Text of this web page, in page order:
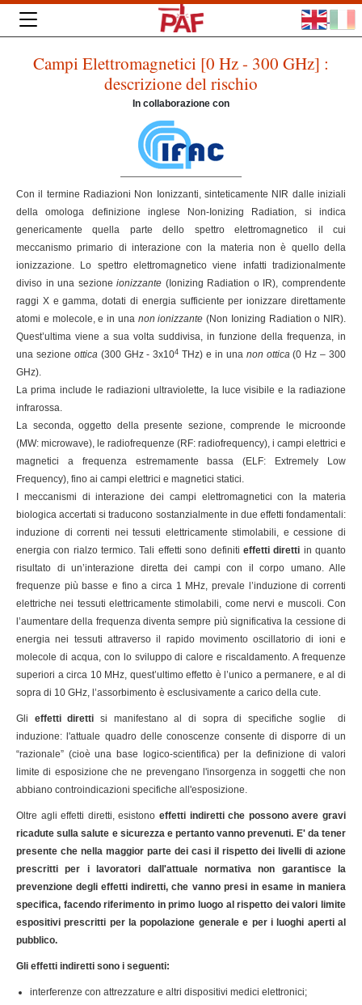
Campi Elettromagnetici [0 Hz - 300 GHz] :
descrizione del rischio
In collaborazione con
Con il termine Radiazioni Non Ionizzanti, sinteticamente NIR dalle iniziali
della omologa definizione inglese Non-Ionizing Radiation, si indica
genericamente quella parte dello spettro elettromagnetico il cui
meccanismo primario di interazione con la materia non è quello della
ionizzazione. Lo spettro elettromagnetico viene infatti tradizionalmente
diviso in una sezioneionizzante (Ionizing Radiation o IR), comprendente
raggi X e gamma, dotati di energia sufficiente per ionizzare direttamente
atomi e molecole, e in una non ionizzante (Non Ionizing Radiation o NIR).
Quest’ultima viene a sua volta suddivisa, in funzione della frequenza, in
una sezione ottica (300 GHz - 3x104 THz) e in una non ottica(0 Hz – 300
GHz).
La prima include le radiazioni ultraviolette, la luce visibile e la radiazione
infrarossa.
La seconda, oggetto della presente sezione, comprende le microonde
(MW: microwave), le radiofrequenze (RF: radiofrequency), i campi elettrici e
magnetici a frequenza estremamente bassa (ELF: Extremely Low
Frequency), fino ai campi elettrici e magnetici statici.
I meccanismi di interazione dei campi elettromagnetici con la materia
biologica accertati si traducono sostanzialmente in due effetti fondamentali:
induzione di correnti nei tessuti elettricamente stimolabili, e cessione di
energia con rialzo termico. Tali effetti sono definiti effetti diretti in quanto
risultato di un’interazione diretta dei campi con il corpo umano. Alle
frequenze più basse e fino a circa 1 MHz, prevale l’induzione di correnti
elettriche nei tessuti elettricamente stimolabili, come nervi e muscoli. Con
l’aumentare della frequenza diventa sempre più significativa la cessione di
energia nei tessuti attraverso il rapido movimento oscillatorio di ioni e
molecole di acqua, con lo sviluppo di calore e riscaldamento. A frequenze
superiori a circa 10 MHz, quest’ultimo effetto è l’unico a permanere, e al di
sopra di 10 GHz, l’assorbimento è esclusivamente a carico della cute.
Gli effetti direttisi manifestano al di sopra di specifiche soglie di
induzione: l'attuale quadro delle conoscenze consente di disporre di un
“razionale” (cioè una base logico-scientifica) per la definizione di valori
limite di esposizione che ne prevengano l'insorgenza in soggetti che non
abbiano controindicazioni specifiche all'esposizione.
Oltre agli effetti diretti, esistono effetti indiretti che possono avere gravi
ricadute sulla salute e sicurezza e pertanto vanno prevenuti. E' da tener
presente che nella maggior parte dei casi il rispetto dei livelli di azione
prescritti per i lavoratori dall'attuale normativa non garantisce la
prevenzione degli effetti indiretti, che vanno presi in esame in maniera
specifica, facendo riferimento in primo luogo al rispetto dei valori limite
espositivi prescritti per la popolazione generale e per i luoghi aperti al
pubblico.
Gli effetti indiretti sono i seguenti:
interferenze con attrezzature e altri dispositivi medici elettronici;